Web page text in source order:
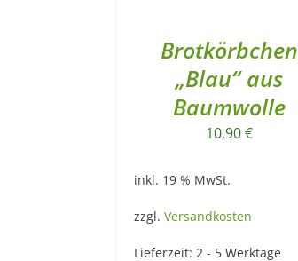
Brotkörbchen
„Blau“ aus
Baumwolle
10,90€
inkl. 19 % MwSt.
zzgl. Versandkosten
Lieferzeit: 2 - 5 Werktage